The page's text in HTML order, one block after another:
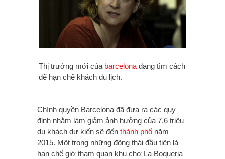
Thị trưởng mới của barcelona đang tìm cách
để hạn chế khách du lịch.
Chính quyền Barcelona đã đưa ra các quy
định nhằm làm giảm ảnh hưởng của 7,6 triệu
du khách dự kiến sẽ đến thành phố năm
2015. Một trong những động thái đầu tiên là
hạn chế giờ tham quan khu chợ La Boqueria